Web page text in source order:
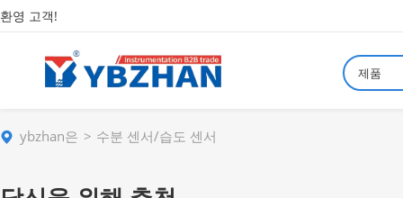
환영 고객!
제품
ybzhan은 수분 센서/습도 센서